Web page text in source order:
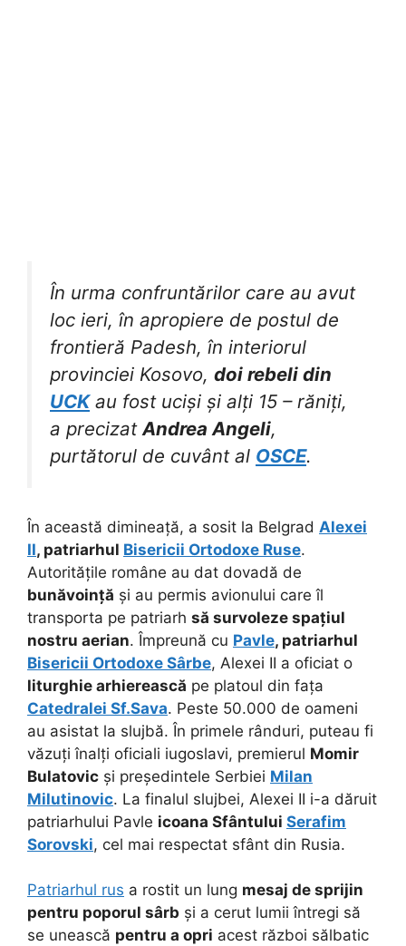
În urma confruntărilor care au avut
loc ieri, în apropiere de postul de
frontieră Padesh, în interiorul
provinciei Kosovo, doi rebeli din
UCKau fost uciși și alți 15 – răniți,
a precizatAndrea Angeli,
purtătorul de cuvânt al OSCE.
În această dimineață, a sosit la Belgrad Alexei
II, patriarhul Bisericii Ortodoxe Ruse.
Autoritățile române au dat dovadă de
bunăvoință și au permis avionului care îl
transporta pe patriarh să survoleze spațiul
nostru aerian. Împreună cu Pavle, patriarhul
Bisericii Ortodoxe Sârbe, Alexei II a oficiat o
liturghie arhierească pe platoul din fața
Catedralei Sf.Sava. Peste 50.000 de oameni
au asistat la slujbă. În primele rânduri, puteau fi
văzuți înalți oficiali iugoslavi, premierul Momir
Bulatovic și președintele Serbiei Milan
Milutinovic. La finalul slujbei, Alexei II i-a dăruit
patriarhului Pavle icoana Sfântului Serafim
Sorovski, cel mai respectat sfânt din Rusia.
Patriarhul rus a rostit un lung mesaj de sprijin
pentru poporul sârb și a cerut lumii întregi să
se unească pentru a opri acest război sălbatic